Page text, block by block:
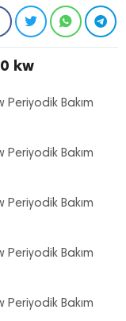
kw
Bakım
Bakım
Bakım
Bakım
Bakım